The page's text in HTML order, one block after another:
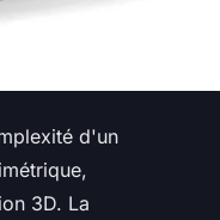
d'un
3D. La